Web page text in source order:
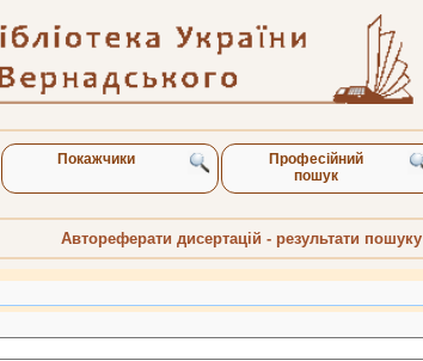
Покажчики
Професійний
пошук
Автореферати дисертацій - результати пошуку